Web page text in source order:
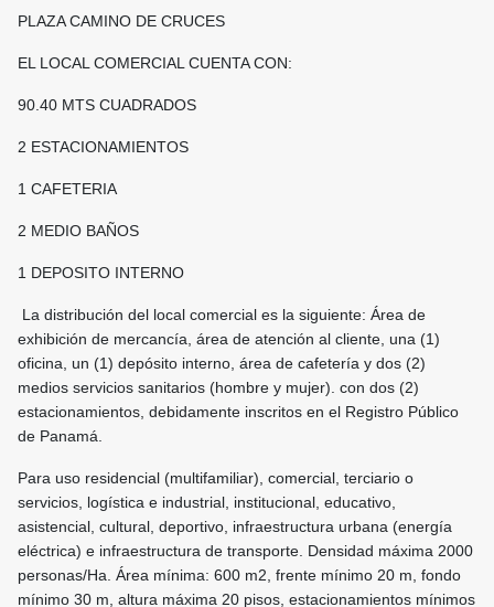
PLAZA CAMINO DE CRUCES
EL LOCAL COMERCIAL CUENTA CON:
90.40 MTS CUADRADOS
2 ESTACIONAMIENTOS
1 CAFETERIA
2 MEDIO BAÑOS
1 DEPOSITO INTERNO
La distribución del local comercial es la siguiente: Área de
exhibición de mercancía, área de atención al cliente, una (1)
oficina, un (1) depósito interno, área de cafetería y dos (2)
medios servicios sanitarios (hombre y mujer). con dos (2)
estacionamientos, debidamente inscritos en el Registro Público
de Panamá.
Para uso residencial (multifamiliar), comercial, terciario o
servicios, logística e industrial, institucional, educativo,
asistencial, cultural, deportivo, infraestructura urbana (energía
eléctrica) e infraestructura de transporte. Densidad máxima 2000
personas/Ha. Área mínima: 600 m2, frente mínimo 20 m, fondo
mínimo 30 m, altura máxima 20 pisos, estacionamientos mínimos